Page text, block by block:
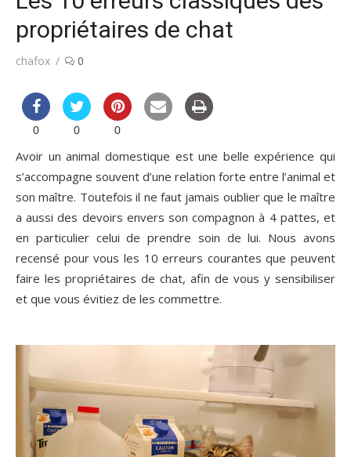
propriétaires de chat
Author
chafox 0
0 0 0
Avoir un animal domestique est une belle expérience qui
s’accompagne souvent d’une relation forte entre l’animal et
son maître. Toutefois il ne faut jamais oublier que le maître
a aussi des devoirs envers son compagnon à 4 pattes, et
en particulier celui de prendre soin de lui. Nous avons
recensé pour vous les 10 erreurs courantes que peuvent
faire les propriétaires de chat, afin de vous y sensibiliser
et que vous évitiez de les commettre.